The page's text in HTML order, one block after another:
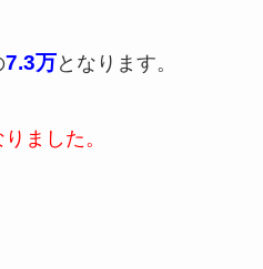
7.3万となります。
ました。